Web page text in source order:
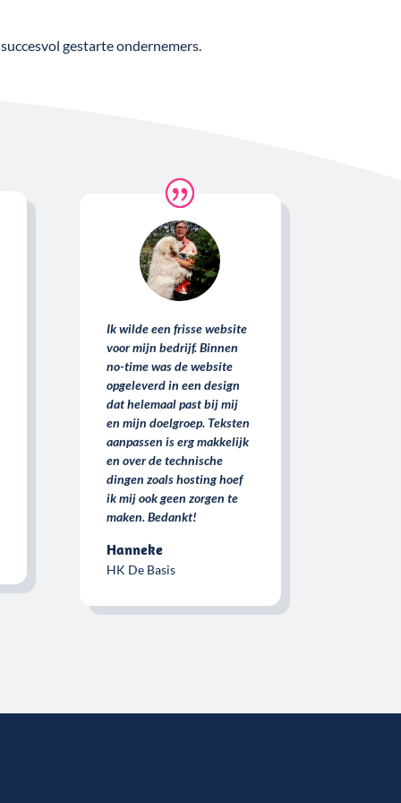
gestarte ondernemers.
Ik wilde een frisse website
voor mijn bedrijf. Binnen
no-time was de website
opgeleverd in een design
dat helemaal past bij mij
en mijn doelgroep. Teksten
aanpassen is erg makkelijk
en over de technische
dingen zoals hosting hoef
ik mij ook geen zorgen te
maken. Bedankt!
Hanneke
HK De Basis